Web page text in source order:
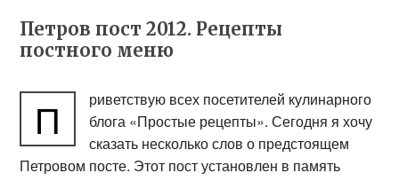
Петров пост 2012. Рецепты
постного меню
П
риветствую всех посетителей кулинарного
блога «Простые рецепты». Сегодня я хочу
сказать несколько слов о предстоящем
Петровом посте. Этот пост установлен в память